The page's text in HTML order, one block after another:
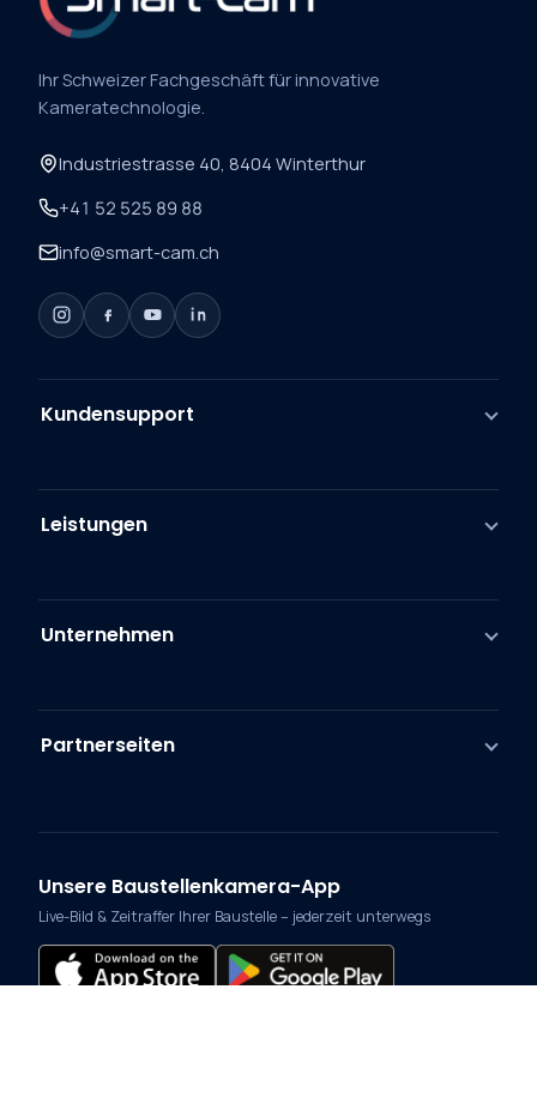
Ihr Schweizer Fachgeschäft für innovative
Kameratechnologie.
Industriestrasse 40, 8404 Winterthur
+41 52 525 89 88
info@smart-cam.ch
Kundensupport
Leistungen
Unternehmen
Partnerseiten
Unsere Baustellenkamera-App
Live-Bild & Zeitraffer Ihrer Baustelle – jederzeit unterwegs